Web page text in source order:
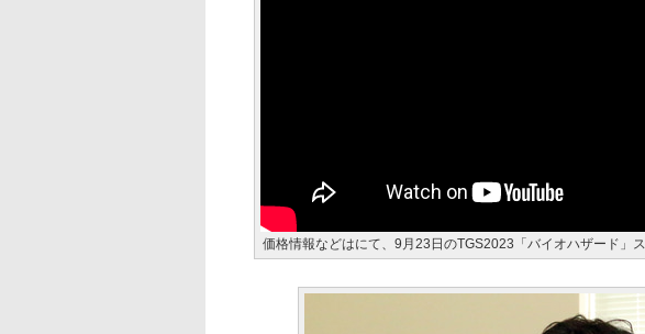
価格情報などはにて、9月23日のTGS2023「バイオハザード」